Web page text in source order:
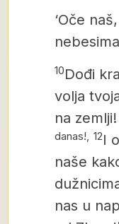
‘Oče
10Dođi
volja
na zemlji!
danas! 12I
naše
nas u